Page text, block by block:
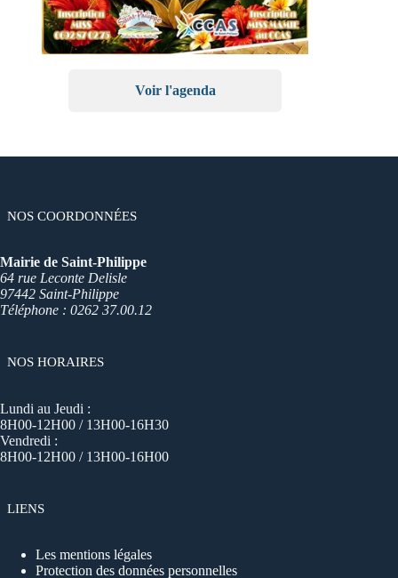
Voir l'agenda
NOS COORDONNÉES
Mairie de Saint-Philippe
64 rue Leconte Delisle
97442 Saint-Philippe
Téléphone : 0262 37.00.12
NOS HORAIRES
Lundi au Jeudi :
8H00-12H00 / 13H00-16H30
Vendredi :
8H00-12H00 / 13H00-16H00
LIENS
Les mentions légales
Protection des données personnelles